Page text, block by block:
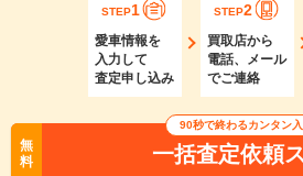
STEP1
愛車情報を
入力して
査定申し込み
STEP2
買取店から
電話、メール
でご連絡
無
料
90秒で終わるカンタン
一括査定依頼